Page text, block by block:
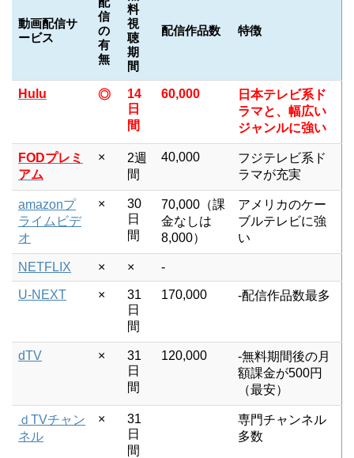
動画配信サ
ービス
信
の
有
無
料
視
聴
期
間
配信作品数 特徴
Hulu ◎
14
日
間
60,000
日本テレビ系ド
ラマと、幅広い
ジャンルに強い
FODプレミ
アム
×
2週
間
40,000
フジテレビ系ド
ラマが充実
amazonプ
ライムビデ
オ
×
30
日
間
70,000（課
金なしは
8,000）
アメリカのケー
ブルテレビに強
い
NETFLIX × × -
U-NEXT ×
31
日
間
170,000 -配信作品数最多
dTV ×
31
日
間
120,000
-無料期間後の月
額課金が500円
（最安）
ｄTVチャン
ネル
×
31
日
間
専門チャンネル
多数